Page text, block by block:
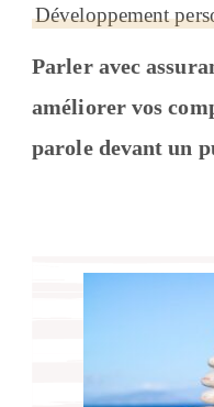
Développement
Parler avec
améliorer vos
parole devant un